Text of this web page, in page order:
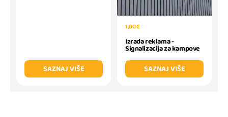
SAZNAJ VIŠE
1,00 €
Izrada reklama -
Signalizacija za kampove
SAZNAJ VIŠE